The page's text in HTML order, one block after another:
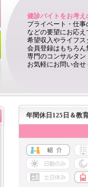
健診バイトをお考
プライベート・仕
などの要望にお応
希望収入やライフ
会員登録はもちろん
専門のコンサルタ
お気軽にお問い合せ
年間休日125日＆教